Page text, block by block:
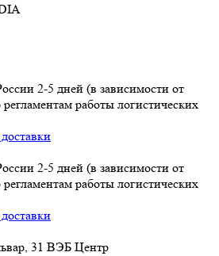
2-5 дней (в зависимости от
работы логистических
2-5 дней (в зависимости от
работы логистических
31 ВЭБ Центр